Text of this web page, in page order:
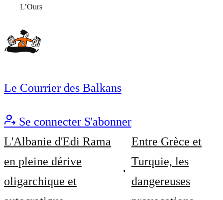
L’Ours
Le Courrier des Balkans
Se connecter S'abonner
L'Albanie d'Edi Rama
en pleine dérive
oligarchique et
Entre Grèce et
Turquie, les
dangereuses